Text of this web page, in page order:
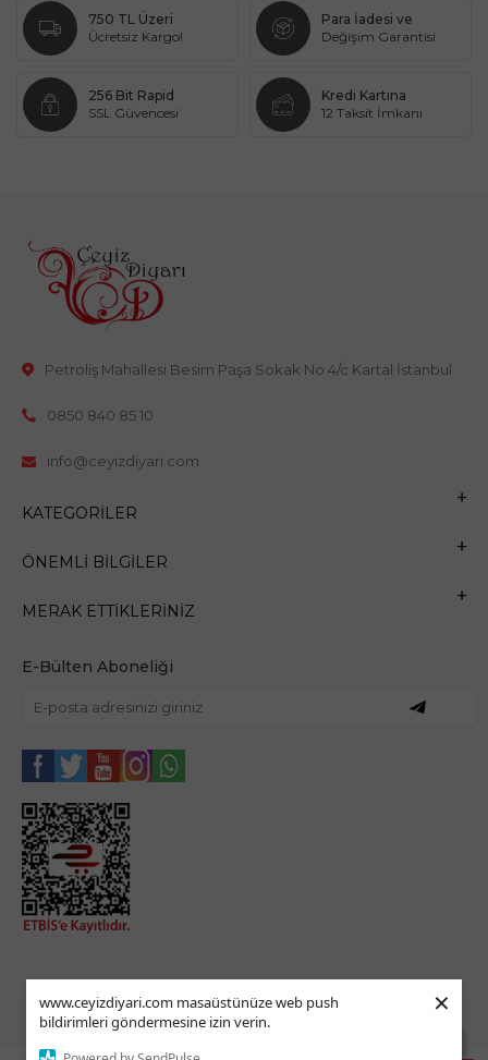
www.ceyizdiyari.com masaüstünüze web push
bildirimleri göndermesine izin verin.
×
750 TL Üzeri
Ücretsiz Kargo!
Para İadesi ve
Değişim Garantisi
256 Bit Rapid
SSL Güvencesi
Kredi Kartına
12 Taksit İmkanı
Petroliş Mahallesi Besim Paşa Sokak No 4/c Kartal İstanbul
0850 840 85 10
info@ceyizdiyari.com
KATEGORILER
ÖNEMLI BILGILER
MERAK ETTIKLERINIZ
E-Bülten Aboneliği
Ajanstek E-Ticaret Danışmanlığı Tarafından Yapılmıştır.